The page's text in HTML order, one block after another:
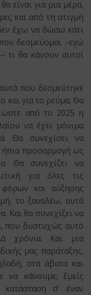
είναι για μια μέρα,
και από τη στιγμή
έχω να δώσω κάτι
δεσμεύομαι –εγώ
τι θα κάνουν αυτοί
που δεσμεύτηκε
και για το ρεύμα. Θα
ώστε από το 2025 η
να έχει μόνιμα
Θα συνεχίσει να
ήπια προσαρμογή ως
Θα συνεχίζει να
για όλες τις
και αύξησης
το ξαναλέω, αυτά
Και θα συνεχίζει να
που δυστυχώς αυτό
χρόνια. Και μια
μας παράταξης,
στα άβατα και
να κάνουμε; Εμείς
σ’ έναν